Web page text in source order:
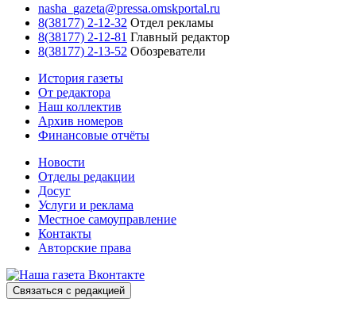
nasha_gazeta@pressa.omskportal.ru
8(38177) 2-12-32 Отдел рекламы
8(38177) 2-12-81 Главный редактор
8(38177) 2-13-52 Обозреватели
История газеты
От редактора
Наш коллектив
Архив номеров
Финансовые отчёты
Новости
Отделы редакции
Досуг
Услуги и реклама
Местное самоуправление
Контакты
Авторские права
Связаться с редакцией